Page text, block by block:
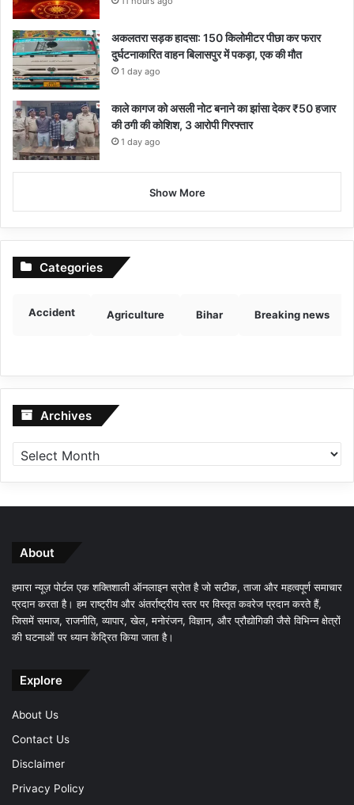
अकलतरा सड़क हादसा: 150 किलोमीटर पीछा कर फरार
दुर्घटनाकारित वाहन बिलासपुर में पकड़ा, एक की मौत
1 day ago
काले कागज को असली नोट बनाने का झांसा देकर ₹50 हजार
की ठगी की कोशिश, 3 आरोपी गिरफ्तार
1 day ago
Show More
Categories
Accident Agriculture Bihar Breaking news
Archives Archives
About
हमारा न्यूज़ पोर्टल एक शक्तिशाली ऑनलाइन स्रोत है जो सटीक, ताजा और महत्वपूर्ण समाचार
प्रदान करता है। हम राष्ट्रीय और अंतर्राष्ट्रीय स्तर पर विस्तृत कवरेज प्रदान करते हैं,
जिसमें समाज, राजनीति, व्यापार, खेल, मनोरंजन, विज्ञान, और प्रौद्योगिकी जैसे विभिन्न क्षेत्रों
की घटनाओं पर ध्यान केंद्रित किया जाता है।
Explore
About Us
Contact Us
Disclaimer
Privacy Policy